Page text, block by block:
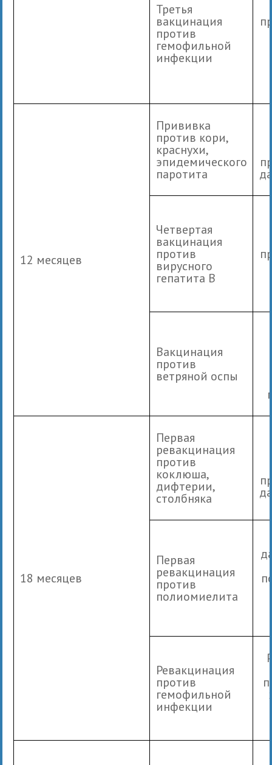
Третья
вакцинация
против
гемофильной
инфекции
12 месяцев
Прививка
против кори,
краснухи,
эпидемического
паротита
Четвертая
вакцинация
против
вирусного
гепатита В
Вакцинация
против
ветряной оспы
18 месяцев
Первая
ревакцинация
против
коклюша,
дифтерии,
столбняка
Первая
ревакцинация
против
полиомиелита
Ревакцинация
против
гемофильной
инфекции